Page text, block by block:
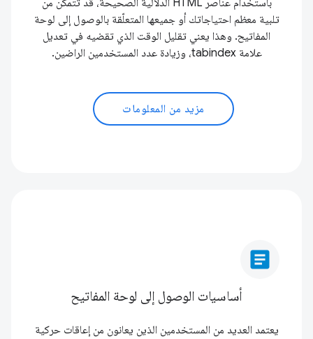
باستخدام عناصر HTML الدلالية الصحيحة، قد تتمكّن من
تلبية معظم احتياجاتك أو جميعها المتعلّقة بالوصول إلى لوحة
المفاتيح. وهذا يعني تقليل الوقت الذي تقضيه في تعديل
علامة tabindex، وزيادة عدد المستخدمين الراضين.
مزيد من المعلومات
article
أساسيات الوصول إلى لوحة المفاتيح
يعتمد العديد من المستخدمين الذين يعانون من إعاقات حركية